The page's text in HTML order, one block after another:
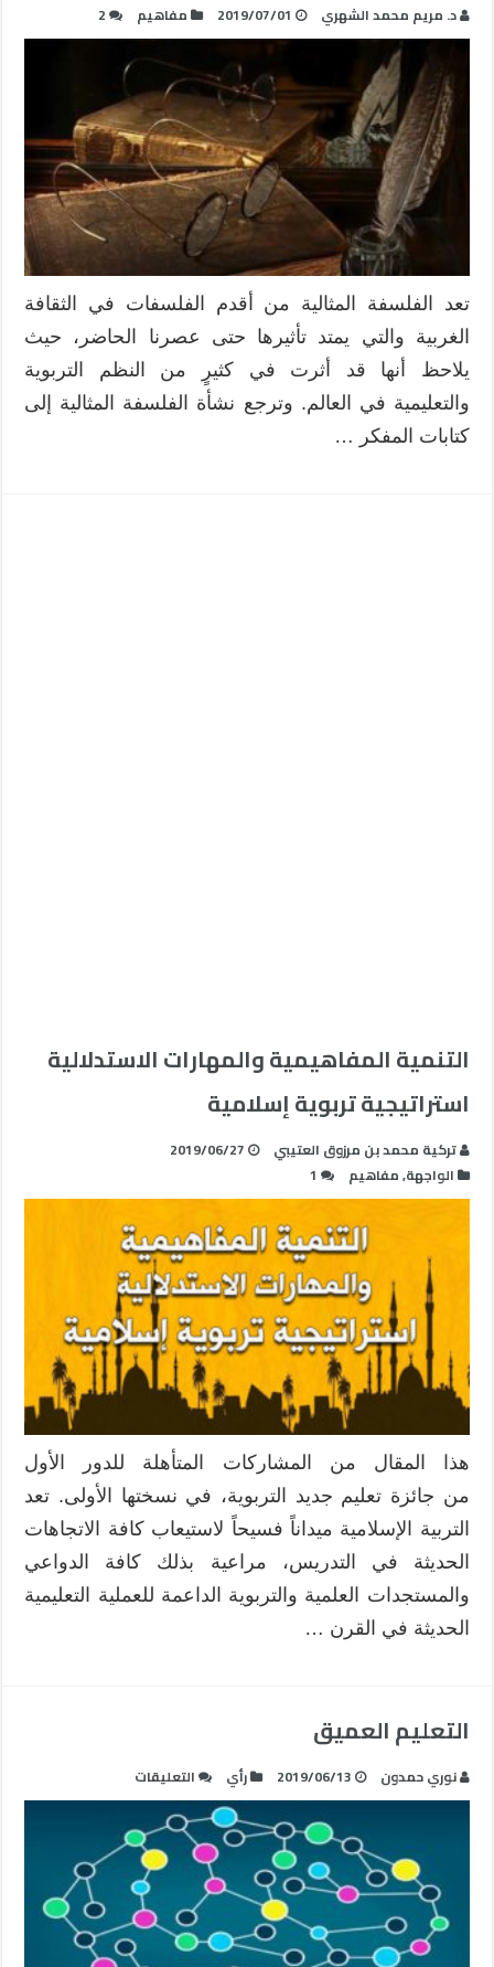
د. مريم محمد الشهري 2019/07/01 مفاهيم 2
تعد الفلسفة المثالية من أقدم الفلسفات في الثقافة
الغربية والتي يمتد تأثيرها حتى عصرنا الحاضر، حيث
يلاحظ أنها قد أثرت في كثيرٍ من النظم التربوية
والتعليمية في العالم. وترجع نشأة الفلسفة المثالية إلى
كتابات المفكر …
التنمية المفاهيمية والمهارات الاستدلالية
استراتيجية تربوية إسلامية
تركية محمد بن مرزوق العتيبي
2019/06/27
الواجهة,مفاهيم 1
هذا المقال من المشاركات المتأهلة للدور الأول
من جائزة تعليم جديد التربوية، في نسختها الأولى. تعد
التربية الإسلامية ميداناً فسيحاً لاستيعاب كافة الاتجاهات
الحديثة في التدريس، مراعية بذلك كافة الدواعي
والمستجدات العلمية والتربوية الداعمة للعملية التعليمية
الحديثة في القرن …
التعليم العميق
نوري حمدون 2019/06/13 رأي التعليقات
التعليم
العميق
مغلقة